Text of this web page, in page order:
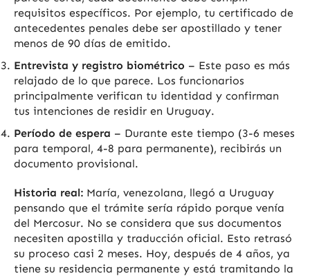
requisitos específicos. Por ejemplo, tu certificado de
antecedentes penales debe ser apostillado y tener
menos de 90 días de emitido.
Entrevista y registro biométrico – Este paso es más
relajado de lo que parece. Los funcionarios
principalmente verifican tu identidad y confirman
tus intenciones de residir en Uruguay.
Período de espera – Durante este tiempo (3-6 meses
para temporal, 4-8 para permanente), recibirás un
documento provisional.
Historia real: María, venezolana, llegó a Uruguay
pensando que el trámite sería rápido porque venía
del Mercosur. No se considera que sus documentos
necesiten apostilla y traducción oficial. Esto retrasó
su proceso casi 2 meses. Hoy, después de 4 años, ya
tiene su residencia permanente y está tramitando la